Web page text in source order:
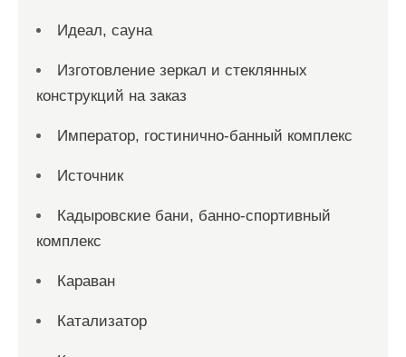
Идеал, сауна
Изготовление зеркал и стеклянных
конструкций на заказ
Император, гостинично-банный комплекс
Источник
Кадыровские бани, банно-спортивный
комплекс
Караван
Катализатор